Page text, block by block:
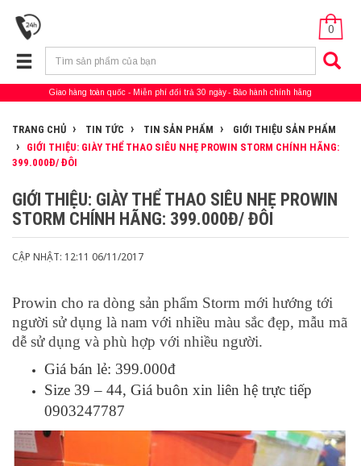
0
Giao hàng toàn quốc Miễn phí đổi trả 30 ngày Bảo hành chính hãng
TRANG CHỦ TIN TỨC TIN SẢN PHẨM
GIỚI THIỆU SẢN PHẨM
GIỚI THIỆU: GIÀY THỂ THAO SIÊU NHẸ PROWIN STORM CHÍNH HÃNG:
399.000Đ/ ĐÔI
GIỚI THIỆU: GIÀY THỂ THAO SIÊU NHẸ PROWIN
STORM CHÍNH HÃNG: 399.000Đ/ ĐÔI
CẬP NHẬT: 12:11 06/11/2017
Prowin cho ra dòng sản phẩm Storm mới hướng tới
người sử dụng là nam với nhiều màu sắc đẹp, mẫu mã
dễ sử dụng và phù hợp với nhiều người.
Giá bán lẻ: 399.000đ
Size 39 – 44, Giá buôn xin liên hệ trực tiếp
0903247787